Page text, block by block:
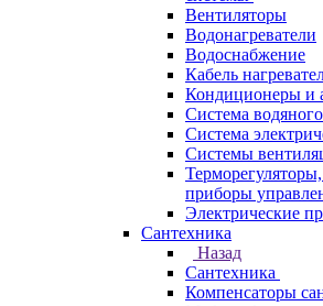
Вентиляторы
Водонагреватели
Водоснабжение
Кабель
Кондиционеры и
Система
Система
Системы
приборы
Электрические
Сантехника
Назад
Сантехника
Компенсаторы